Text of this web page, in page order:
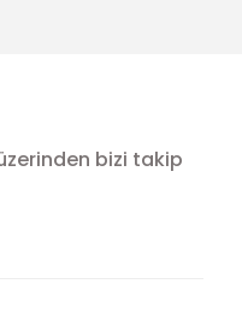
bizi takip